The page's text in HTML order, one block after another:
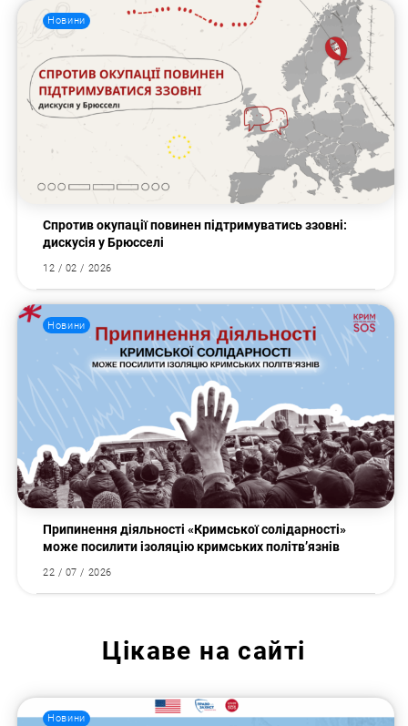
Новини
Спротив окупації повинен підтримуватись ззовні:
дискусія у Брюсселі
12 / 02 / 2026
Новини
Припинення діяльності «Кримської солідарності»
може посилити ізоляцію кримських політв’язнів
22 / 07 / 2026
Цікаве на сайті
Новини